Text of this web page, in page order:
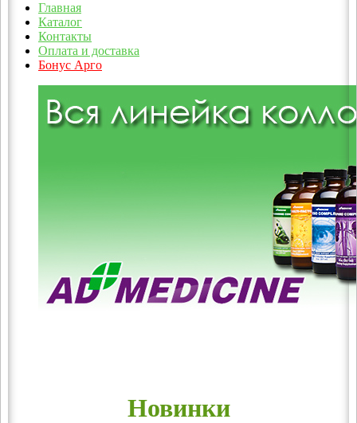
Главная
Каталог
Контакты
Оплата и доставка
Бонус Арго
Новинки